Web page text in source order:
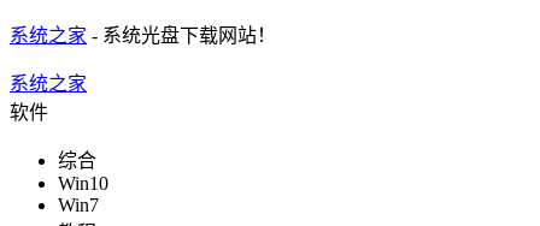
系统之家 - 系统光盘下载网站！
系统之家
软件
综合
Win10
Win7